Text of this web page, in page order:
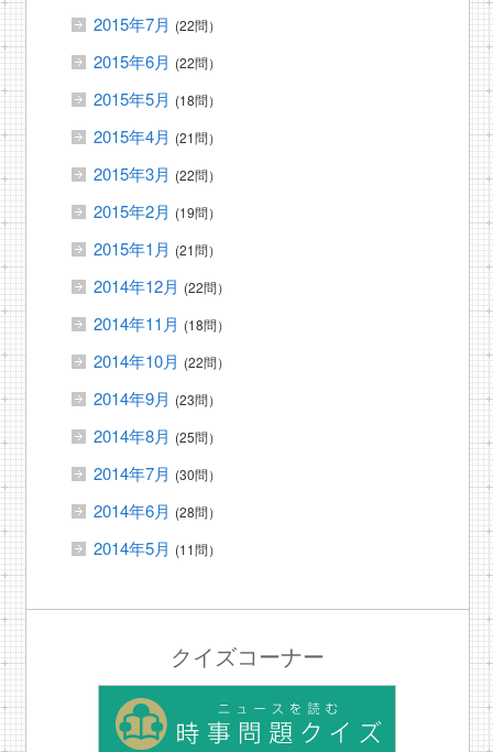
2015年7月 (22問）
2015年6月 (22問）
2015年5月 (18問）
2015年4月 (21問）
2015年3月 (22問）
2015年2月 (19問）
2015年1月 (21問）
2014年12月 (22問）
2014年11月 (18問）
2014年10月 (22問）
2014年9月 (23問）
2014年8月 (25問）
2014年7月 (30問）
2014年6月 (28問）
2014年5月 (11問）
クイズコーナー